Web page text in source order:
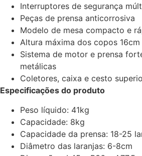
Interruptores de segurança
Peças de prensa anticorrosiva
Modelo de mesa compacto e
Altura máxima dos copos 16cm
Sistema de motor e prensa
metálicas
Coletores, caixa e cesto
Especificações do produto
Peso líquido: 41kg
Capacidade: 8kg
Capacidade da prensa: 18-25
Diâmetro das laranjas: 6-8cm